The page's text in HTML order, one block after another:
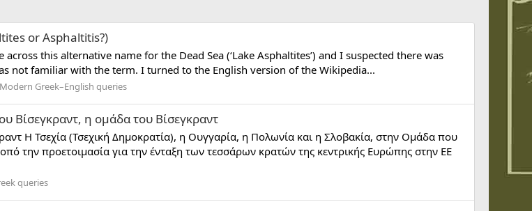
or Asphaltitis?)
this alternative name for the Dead Sea (‘Lake Asphaltites’) and I suspected there was
not familiar with the term. I turned to the English version of the Wikipedia...
Modern Greek–English queries
Βίσεγκραντ, η ομάδα του Βίσεγκραντ
Η Τσεχία (Τσεχική Δημοκρατία), η Ουγγαρία, η Πολωνία και η Σλοβακία, στην Ομάδα που
την προετοιμασία για την ένταξη των τεσσάρων κρατών της κεντρικής Ευρώπης στην ΕΕ
queries